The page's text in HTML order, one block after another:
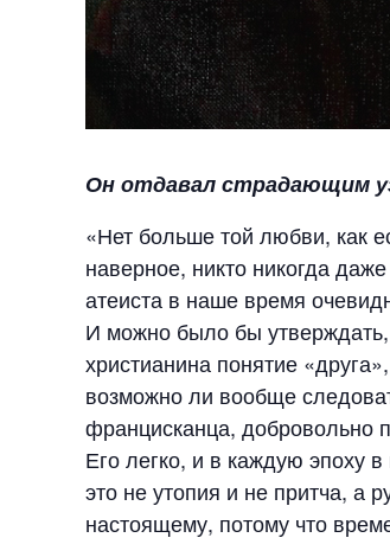
Он отдавал страдающим
«Нет больше той любви, как
наверное, никто никогда
атеиста в наше время
И можно было бы утверждать,
христианина понятие
возможно ли вообще
францисканца, добровольно
Его легко, и в каждую эпоху
это не утопия и не притча, а
настоящему, потому что